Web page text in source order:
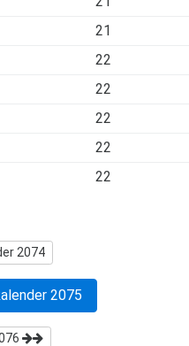
21
22
22
22
22
22
2074
2075